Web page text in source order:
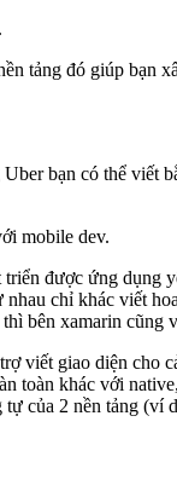
tảng đó giúp bạn
bạn có thể viết
mobile dev.
được ứng dụng
chỉ khác viết
bên xamarin cũng
viết giao diện cho
toàn khác với
của 2 nền tảng (ví